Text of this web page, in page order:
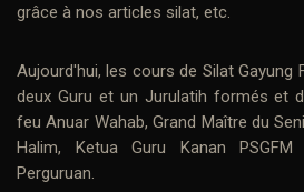
grâce à nos articles silat, etc.
Aujourd'hui, les cours de Silat Gayung
deux Guru et un Jurulatih formés et
feuAnuar Wahab, Grand Maître du
Halim, Ketua Guru Kanan
Perguruan.